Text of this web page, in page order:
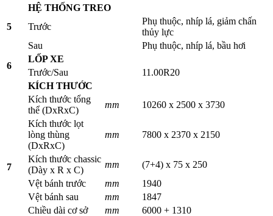
5
HỆ THỐNG TREO
Trước
Phụ thuộc, nhíp lá, giảm chấn
thủy lực
Sau
Phụ thuộc, nhíp lá, bầu hơi
6
LỐP XE
Trước/Sau
11.00R20
7
KÍCH THƯỚC
Kích thước tổng
thể (DxRxC)
mm
10260 x 2500 x 3730
Kích thước lọt
lòng thùng
(DxRxC)
mm 7800 x 2370 x 2150
Kích thước chassic
(Dày x R x C)
mm
(7+4) x 75 x 250
Vệt bánh trước
mm
1940
Vệt bánh sau
mm
1847
Chiều dài cơ sở
mm
6000 + 1310